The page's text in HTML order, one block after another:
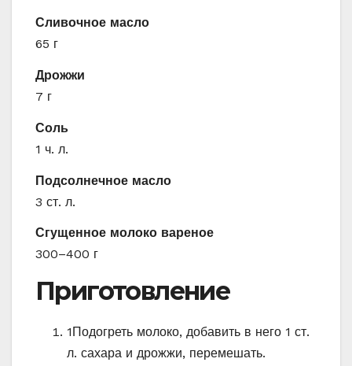
Сливочное масло
65 г
Дрожжи
7 г
Соль
1 ч. л.
Подсолнечное масло
3 ст. л.
Сгущенное молоко вареное
300–400 г
Приготовление
1 Подогреть молоко, добавить в него 1 ст.
л. сахара и дрожжи, перемешать.